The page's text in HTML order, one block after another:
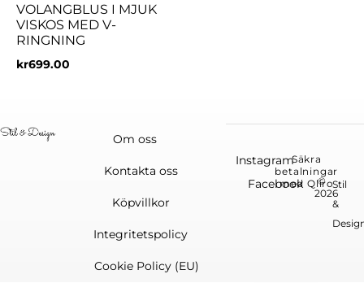
VOLANGBLUS I MJUK
VISKOS MED V-
RINGNING
kr699.00
Om oss
Kontakta oss
Köpvillkor
Integritetspolicy
Cookie Policy (EU)
©
2026
Stil
&
Instagram
Facebook
Säkra
betalningar
med Qliro